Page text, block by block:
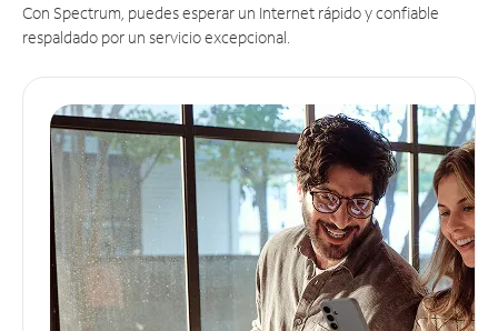
Con Spectrum, puedes esperar un Internet rápido y confiable
respaldado por un servicio excepcional.